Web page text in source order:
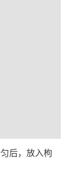
后，放入枸